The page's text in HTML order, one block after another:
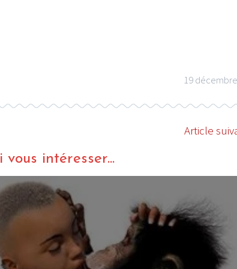
19
Article
intéresser...
–
LE GROS RIFFIFI –